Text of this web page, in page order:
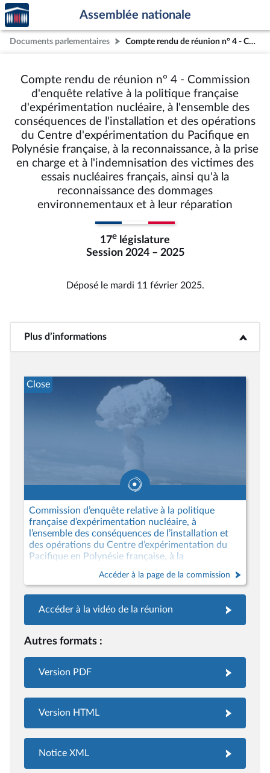
Aller au contenu
Aller en bas de la page
Accèder
à la
page
d'accueil
Assemblée nationale
Documents parlementaires Compte rendu de réunion n° 4 - Commission d'enquête relative à la politique française d'expérimentation nucléaire, à l'ensemble des conséquences de l'installation et des opérations du Centre d'expérimentation du Pacifique en Polynésie française, à la reconnaissance, à la prise en charge et à l'indemnisation des victimes des essais nucléaires français, ainsi qu'à la reconnaissance des dommages environnementaux et à leur réparation
Compte rendu de réunion n° 4 - Commission
d'enquête relative à la politique française
d'expérimentation nucléaire, à l'ensemble des
conséquences de l'installation et des opérations
du Centre d'expérimentation du Pacifique en
Polynésie française, à la reconnaissance, à la prise
en charge et à l'indemnisation des victimes des
essais nucléaires français, ainsi qu'à la
reconnaissance des dommages
environnementaux et à leur réparation
17e législature
Session 2024 – 2025
Déposé le mardi 11 février 2025.
Plus d’informations<b>Plus d’informations</b>
Commission d’enquête relative à la politique
française d’expérimentation nucléaire, à
l’ensemble des conséquences de l’installation et
des opérations du Centre d’expérimentation du
Pacifique en Polynésie française, à la
l’indemnisation des victimes des essais nucléaires
Accéder à la page de la commission
Close
Accéder à la vidéo de la réunion
Autres formats :
Version PDF
Version HTML
Notice XML